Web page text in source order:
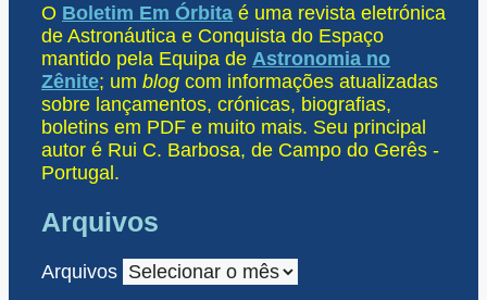
O Boletim Em Órbita é uma revista eletrónica
de Astronáutica e Conquista do Espaço
mantido pela Equipa de Astronomia no
Zênite; um blog com informações atualizadas
sobre lançamentos, crónicas, biografias,
boletins em PDF e muito mais. Seu principal
autor é Rui C. Barbosa, de Campo do Gerês -
Portugal.
Arquivos
Arquivos